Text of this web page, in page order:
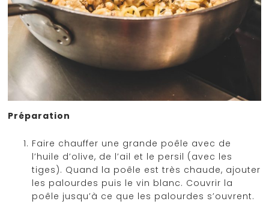
Préparation
Faire chauffer une grande poêle avec de
l’huile d’olive, de l’ail et le persil (avec les
tiges). Quand la poêle est très chaude, ajouter
les palourdes puis le vin blanc. Couvrir la
poêle jusqu’à ce que les palourdes s’ouvrent.